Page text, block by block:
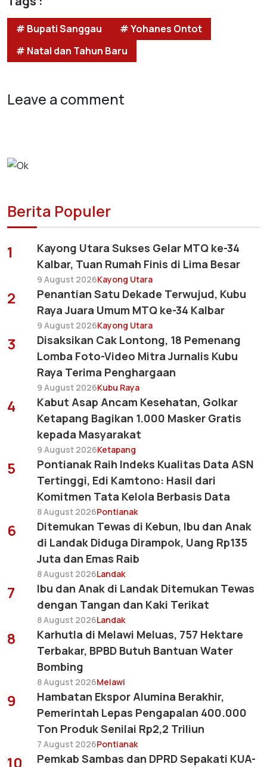
# Bupati Sanggau
# Yohanes Ontot
# Natal dan Tahun Baru
Leave a comment
Berita Populer
1
Kayong Utara Sukses Gelar MTQ ke-34
Kalbar, Tuan Rumah Finis di Lima Besar
9 August 2026Kayong Utara
2
Penantian Satu Dekade Terwujud, Kubu
Raya Juara Umum MTQ ke-34 Kalbar
9 August 2026Kayong Utara
3
Disaksikan Cak Lontong, 18 Pemenang
Lomba Foto-Video Mitra Jurnalis Kubu
Raya Terima Penghargaan
9 August 2026Kubu Raya
4
Kabut Asap Ancam Kesehatan, Golkar
Ketapang Bagikan 1.000 Masker Gratis
kepada Masyarakat
9 August 2026Ketapang
5
Pontianak Raih Indeks Kualitas Data ASN
Tertinggi, Edi Kamtono: Hasil dari
Komitmen Tata Kelola Berbasis Data
8 August 2026Pontianak
6
Ditemukan Tewas di Kebun, Ibu dan Anak
di Landak Diduga Dirampok, Uang Rp135
Juta dan Emas Raib
8 August 2026Landak
7
Ibu dan Anak di Landak Ditemukan Tewas
dengan Tangan dan Kaki Terikat
8 August 2026Landak
8
Karhutla di Melawi Meluas, 757 Hektare
Terbakar, BPBD Butuh Bantuan Water
Bombing
8 August 2026Melawi
9
Hambatan Ekspor Alumina Berakhir,
Pemerintah Lepas Pengapalan 400.000
Ton Produk Senilai Rp2,2 Triliun
7 August 2026Pontianak
10
Pemkab Sambas dan DPRD Sepakati KUA-